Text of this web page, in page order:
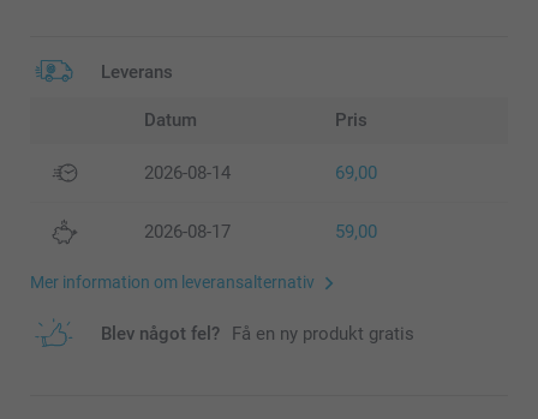
Leverans
Datum Pris
2026-08-14 69,00
2026-08-17 59,00
Mer information om leveransalternativ
Blev något fel? Få en ny produkt gratis